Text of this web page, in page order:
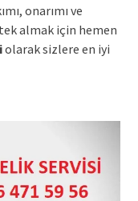
onarımı ve
almak için hemen
iolarak sizlere en iyi